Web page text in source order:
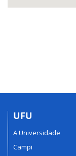
UFU
A Universidade
Campi